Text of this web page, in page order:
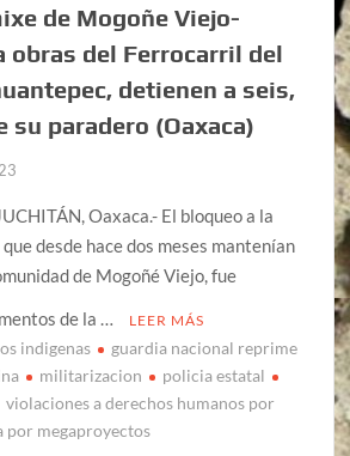
de Mogoñe Viejo-
obras del Ferrocarril del
detienen a seis,
su paradero (Oaxaca)
Oaxaca.- El bloqueo a la
desde hace dos meses mantenían
de Mogoñé Viejo, fue
de la …
LEER MÁS
indigenas
guardia nacional reprime
militarizacion
policia estatal
violaciones a derechos humanos por
por megaproyectos